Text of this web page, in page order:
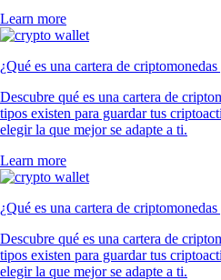
Learn more
¿Qué es una cartera de
Descubre qué es una cartera de
tipos existen para guardar tus
elegir la que mejor se adapte a ti.
Learn more
¿Qué es una cartera de
Descubre qué es una cartera de
tipos existen para guardar tus
elegir la que mejor se adapte a ti.